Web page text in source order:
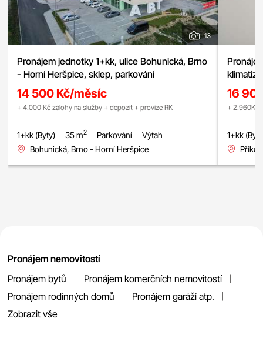
13
Pronájem jednotky 1+kk, ulice Bohunická, Brno
- Horní Heršpice, sklep, parkování
14 500 Kč/měsíc
+ 4.000 Kč zálohy na služby + depozit + provize RK
1+kk (Byty) 35 m2 Parkování
Výtah
Bohunická, Brno - Horní Heršpice
16
+ 2.960Kč
1+kk
Pronájem nemovitostí
Pronájem bytů
Pronájem komerčních nemovitostí
Pronájem rodinných domů
Pronájem garáží atp.
Zobrazit vše